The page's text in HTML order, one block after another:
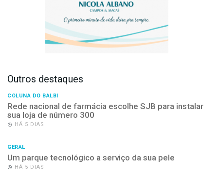
Outros destaques
COLUNA DO BALBI
Rede nacional de farmácia escolhe SJB para instalar
sua loja de número 300
HÁ 5 DIAS
GERAL
Um parque tecnológico a serviço da sua pele
HÁ 5 DIAS